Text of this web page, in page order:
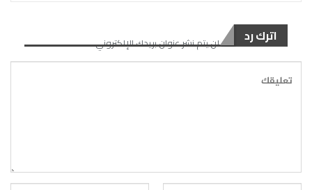
اترك رد لن يتم نشر عنوان بريدك الإلكتروني.